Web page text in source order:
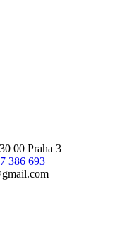
00 Praha 3
386 693